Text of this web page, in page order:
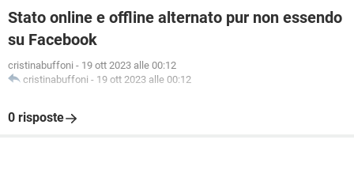
Stato online e offline alternato pur non essendo
su Facebook
cristinabuffoni - 19 ott 2023 alle 00:12
cristinabuffoni - 19 ott 2023 alle 00:12
0 risposte